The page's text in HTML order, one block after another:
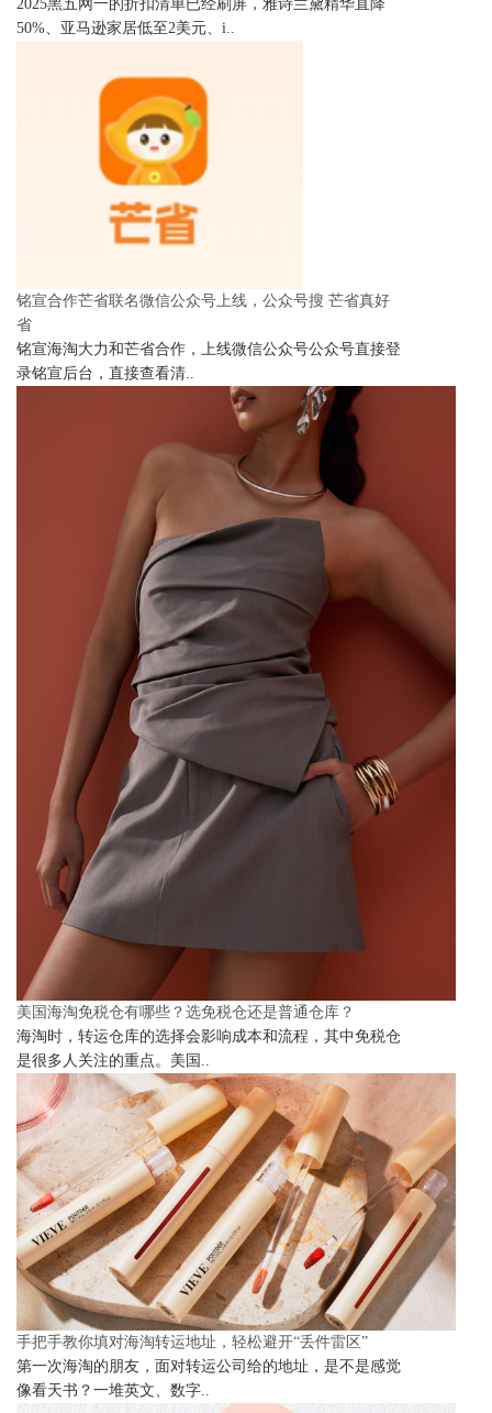
2025黑五网一的折扣清单已经刷屏，雅诗兰黛精华直降
50%、亚马逊家居低至2美元、i..
铭宣合作芒省联名微信公众号上线，公众号搜 芒省真好
省
铭宣海淘大力和芒省合作，上线微信公众号公众号直接登
录铭宣后台，直接查看清..
美国海淘免税仓有哪些？选免税仓还是普通仓库？
海淘时，转运仓库的选择会影响成本和流程，其中免税仓
是很多人关注的重点。美国..
手把手教你填对海淘转运地址，轻松避开“丢件雷区”
第一次海淘的朋友，面对转运公司给的地址，是不是感觉
像看天书？一堆英文、数字..